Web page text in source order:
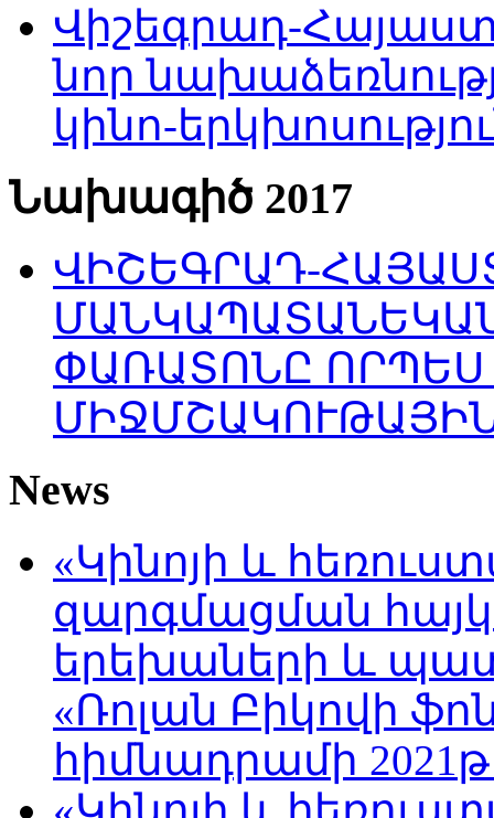
Վիշեգրադ-
նոր
կինո-
Նախագիծ 2017
ՎԻՇԵԳՐԱԴ-
ՓԱՌԱՏՈՆԸ
News
«Կինոյի և
զարգմացման
երեխաների և
«Ռոլան Բիկովի
հիմնադրամի